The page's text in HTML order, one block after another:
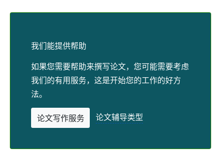
我们能提供帮助
如果您需要帮助来撰写论文，您可能需要考虑
我们的有用服务，这是开始您的工作的好方
法。
论文写作服务 论文辅导类型